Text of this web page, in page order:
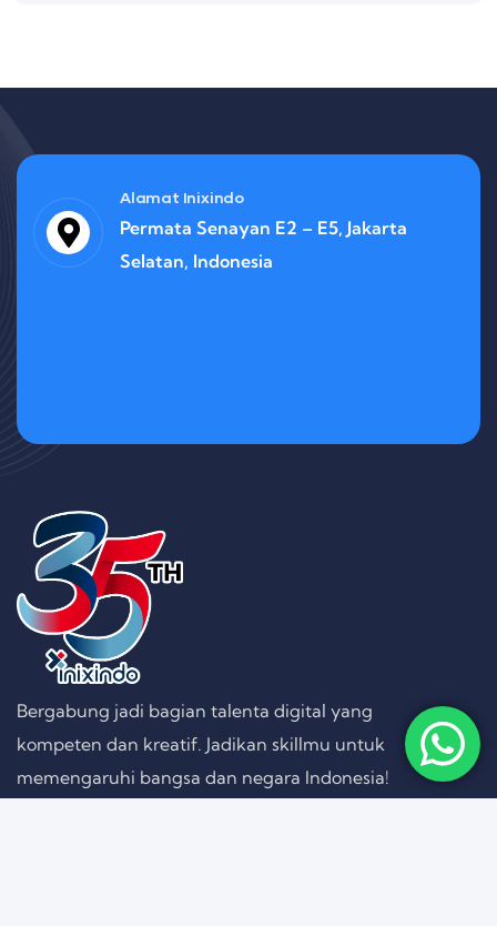
Alamat Inixindo
Permata Senayan E2 – E5, Jakarta
Selatan, Indonesia
Bergabung jadi bagian talenta digital yang
kompeten dan kreatif. Jadikan skillmu untuk
memengaruhi bangsa dan negara Indonesia!